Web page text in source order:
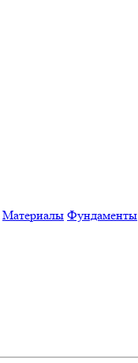
Материалы Фундаменты